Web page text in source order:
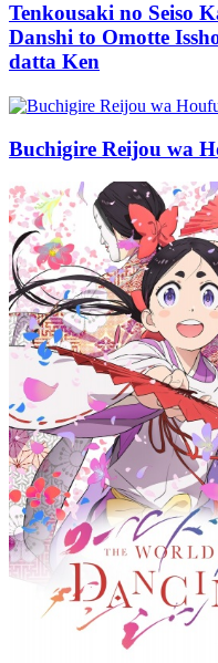
Tenkousaki no Seiso
Danshi to Omotte
datta Ken
Buchigire Reijou wa